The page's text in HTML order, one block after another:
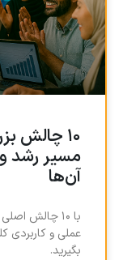
۱۰ چالش
مسیر رشد و
آن‌ها
با ۱۰ چالش
عملی و کاربردی
بگیرید.